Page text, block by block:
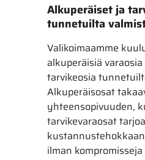
Alkuperäiset ja
tunnetuilta
Valikoimaamme
alkuperäisiä
tarvikeosia
Alkuperäisosat
yhteensopivuuden,
tarvikevaraosat
ilman